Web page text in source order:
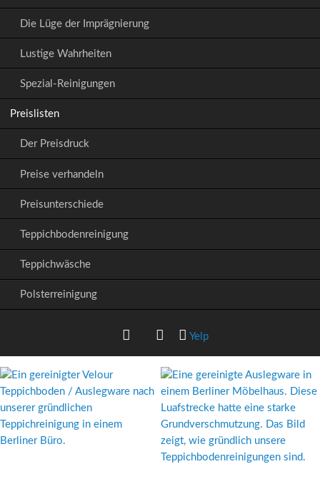
Die Lüge der Imprägnierung
Lustige Wahrheiten
Spezial-Reinigungen
Preislisten
Der Preisdruck
Preise verhandeln
Preisunterschiede
Teppichbodenreinigung
Teppichwäsche
Polsterreinigung
Google+Facebook
Yelp